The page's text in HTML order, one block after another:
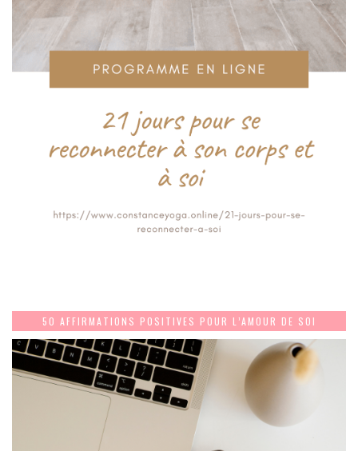
50 AFFIRMATIONS POSITIVES POUR L’AMOUR DE SOI